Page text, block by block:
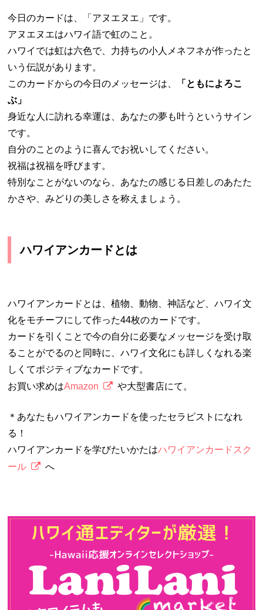
今日のカードは、「アヌエヌエ」です。
アヌエヌエはハワイ語で虹のこと。
ハワイでは虹は六色で、力持ちの小人メネフネが作ったと
いう伝説があります。
このカードからの今日のメッセージは、
「ともによろこ
ぶ」
身近な人に訪れる幸運は、あなたの夢も叶うというサイン
です。
自分のことのように喜んでお祝いしてください。
祝福は祝福を呼びます。
特別なことがないのなら、あなたの感じる日差しのあたた
かさや、みどりの美しさを称えましょう。
ハワイアンカードとは
ハワイアンカードとは、植物、動物、神話など、ハワイ文
化をモチーフにして作った44枚のカードです。
カードを引くことで今の自分に必要なメッセージを受け取
ることがでるのと同時に、ハワイ文化にも詳しくなれる楽
しくてポジティブなカードです。
お買い求めはAmazon や大型書店にて。
＊あなたもハワイアンカードを使ったセラピストになれ
る！
ハワイアンカードを学びたいかたはハワイアンカードスク
ール
へ